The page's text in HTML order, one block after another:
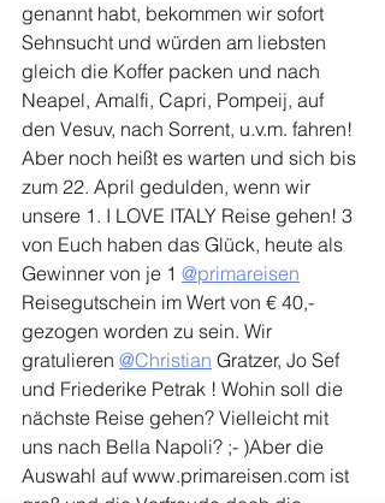
genannt habt, bekommen wir sofort
Sehnsucht und würden am liebsten
gleich die Koffer packen und nach
Neapel, Amalfi, Capri, Pompeij, auf
den Vesuv, nach Sorrent, u.v.m. fahren!
Aber noch heißt es warten und sich bis
zum 22. April gedulden, wenn wir
unsere 1. I LOVE ITALY Reise gehen! 3
von Euch haben das Glück, heute als
Gewinner von je 1 @primareisen
Reisegutschein im Wert von € 40,-
gezogen worden zu sein. Wir
gratulieren @Christian Gratzer, Jo Sef
und Friederike Petrak ! Wohin soll die
nächste Reise gehen? Vielleicht mit
uns nach Bella Napoli? ;- )Aber die
Auswahl auf www.primareisen.com ist